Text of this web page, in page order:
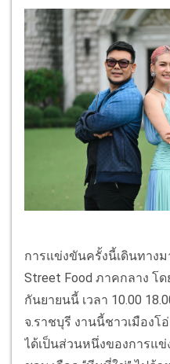
การแข่งขันครั้งนี้เดินทาง
Street Food ภาคกลาง โ
กันยายนนี้ เวลา 10.00
จ.ราชบุรี งานนี้ชาวเมืองโ
ได้เป็นส่วนหนึ่งของการแ